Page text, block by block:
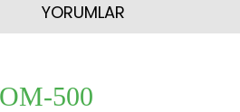
500
YORUMLAR